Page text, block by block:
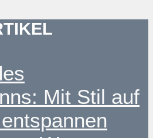
Mit Stil auf